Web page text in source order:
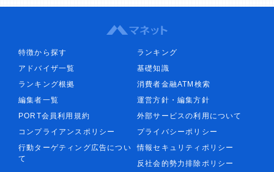
特徴から探す
ランキング
アドバイザ一覧
基礎知識
ランキング根拠
消費者金融ATM検索
編集者一覧
運営方針・編集方針
PORT会員利用規約
外部サービスの利用について
コンプライアンスポリシー
プライバシーポリシー
行動ターゲティング広告につい
て
情報セキュリティポリシー
反社会的勢力排除ポリシー